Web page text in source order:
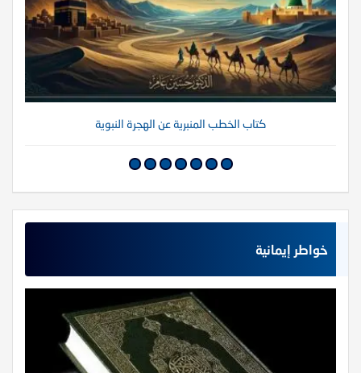
كتاب الخطب المنبرية عن الهجرة النبوية
خواطر إيمانية